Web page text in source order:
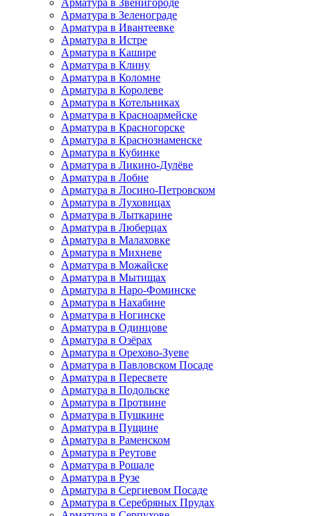
Арматура в Звенигороде
Арматура в Зеленограде
Арматура в Ивантеевке
Арматура в Истре
Арматура в Кашире
Арматура в Клину
Арматура в Коломне
Арматура в Королеве
Арматура в Котельниках
Арматура в Красноармейске
Арматура в Красногорске
Арматура в Краснознаменске
Арматура в Кубинке
Арматура в Ликино-Дулёве
Арматура в Лобне
Арматура в Лосино-Петровском
Арматура в Луховицах
Арматура в Лыткарине
Арматура в Люберцах
Арматура в Малаховке
Арматура в Михневе
Арматура в Можайске
Арматура в Мытищах
Арматура в Наро-Фоминске
Арматура в Нахабине
Арматура в Ногинске
Арматура в Одинцове
Арматура в Озёрах
Арматура в Орехово-Зуеве
Арматура в Павловском Посаде
Арматура в Пересвете
Арматура в Подольске
Арматура в Протвине
Арматура в Пушкине
Арматура в Пущине
Арматура в Раменском
Арматура в Реутове
Арматура в Рошале
Арматура в Рузе
Арматура в Сергиевом Посаде
Арматура в Серебряных Прудах